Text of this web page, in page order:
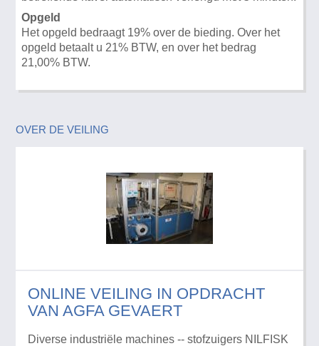
Opgeld
Het opgeld bedraagt 19% over de bieding. Over het
opgeld betaalt u 21% BTW, en over het bedrag
21,00% BTW.
OVER DE VEILING
ONLINE VEILING IN OPDRACHT
VAN AGFA GEVAERT
Diverse industriële machines -- stofzuigers NILFISK